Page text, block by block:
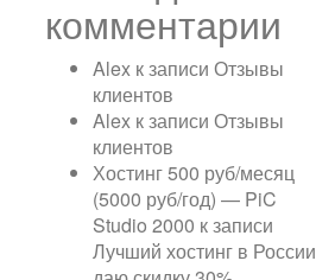
комментарии
Alexк записи Отзывы
клиентов
Alexк записи Отзывы
клиентов
Хостинг 500 руб/месяц
(5000 руб/год) — PiC
Studio 2000 к записи
Лучший хостинг в России